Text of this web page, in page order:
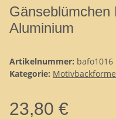
Gänseblümchen
Aluminium
Artikelnummer: bafo1016
Kategorie:
23,80 €